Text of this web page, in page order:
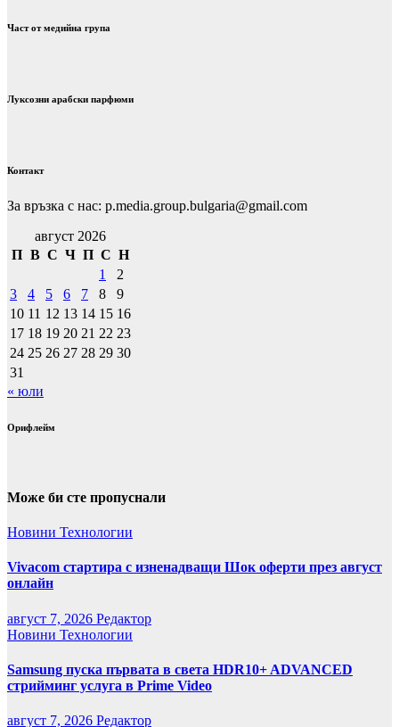
Част от медийна група
Луксозни арабски парфюми
Контакт
За връзка с нас: p.media.group.bulgaria@gmail.com
август 2026
П В С Ч П С Н
1
2
3
4 5 6 7 8
9
10 11 12 13 14 15 16
17 18 19 20 21 22 23
24 25 26 27 28 29 30
31
« юли
Орифлейм
Може би сте пропуснали
Новини Технологии
Vivacom стартира с изненадващи Шок оферти през август
онлайн
август 7, 2026 Редактор
Новини Технологии
Samsung пуска първата в света HDR10+ ADVANCED
стрийминг услуга в Prime Video
август 7, 2026 Редактор